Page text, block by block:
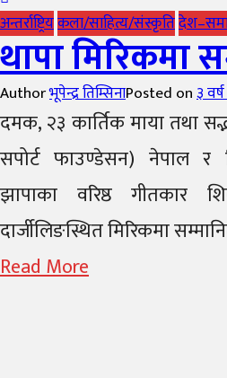
अन्तर्राष्ट्रियकला/साहित्य/संस्कृति
थापा मिरिकमा
Authorभूपेन्द्र तिम्सिनाPosted on३
दमक, २३ कार्तिक माया तथा
सपोर्ट फाउण्डेसन) नेपाल र
झापाका वरिष्ठ गीतकार
दार्जीलिङस्थित मिरिकमा
Read More